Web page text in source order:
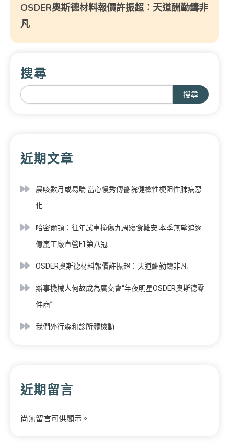
OSDER奧斯德材料報價許振超：天道酬勤鑄非
凡
搜尋
搜尋
近期文章
晨咳數月或易喘 當心慢秀傳醫院健檢性梗阻性肺病惡
化
哈密爾頓：往年試車撞傷九周寢食難安 本季無望追逐
億嵐工廠直營F1第八冠
OSDER奧斯德材料報價許振超：天道酬勤鑄非凡
辦事機械人何故成為廣交會“年夜明星OSDER奧斯德零
件商”
我們外行森和診所體檢動
近期留言
尚無留言可供顯示。